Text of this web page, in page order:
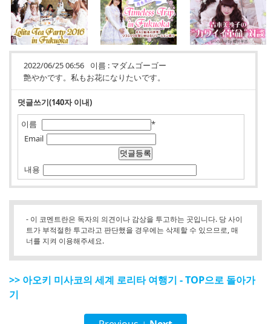
2022/06/25 06:56 이름 : マダムゴーゴー
艶やかです。私もお花になりたいです。
덧글쓰기(140자 이내)
이름
*
Email
내용
- 이 코멘트란은 독자의 의견이나 감상을 투고하는 곳입니다. 당 사이
트가 부적절한 투고라고 판단했을 경우에는 삭제할 수 있으므로, 매
너를 지켜 이용해주세요.
>> 아오키 미사코의 세계 로리타 여행기 - TOP으로 돌아가
기